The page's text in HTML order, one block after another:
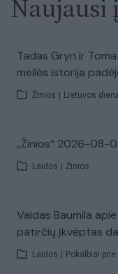
Naujausi
Tadas Gryn ir
meilės istorija
Žinios Lietuvos
„Žinios“ 2026-08-
Laidos Žinios
Vaidas Baumila
patirčių įkvėptas
Laidos Pokalbiai